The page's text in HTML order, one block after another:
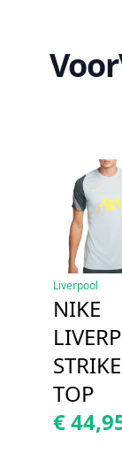
Liverpool
NIKE
STRIKE
TOP
€